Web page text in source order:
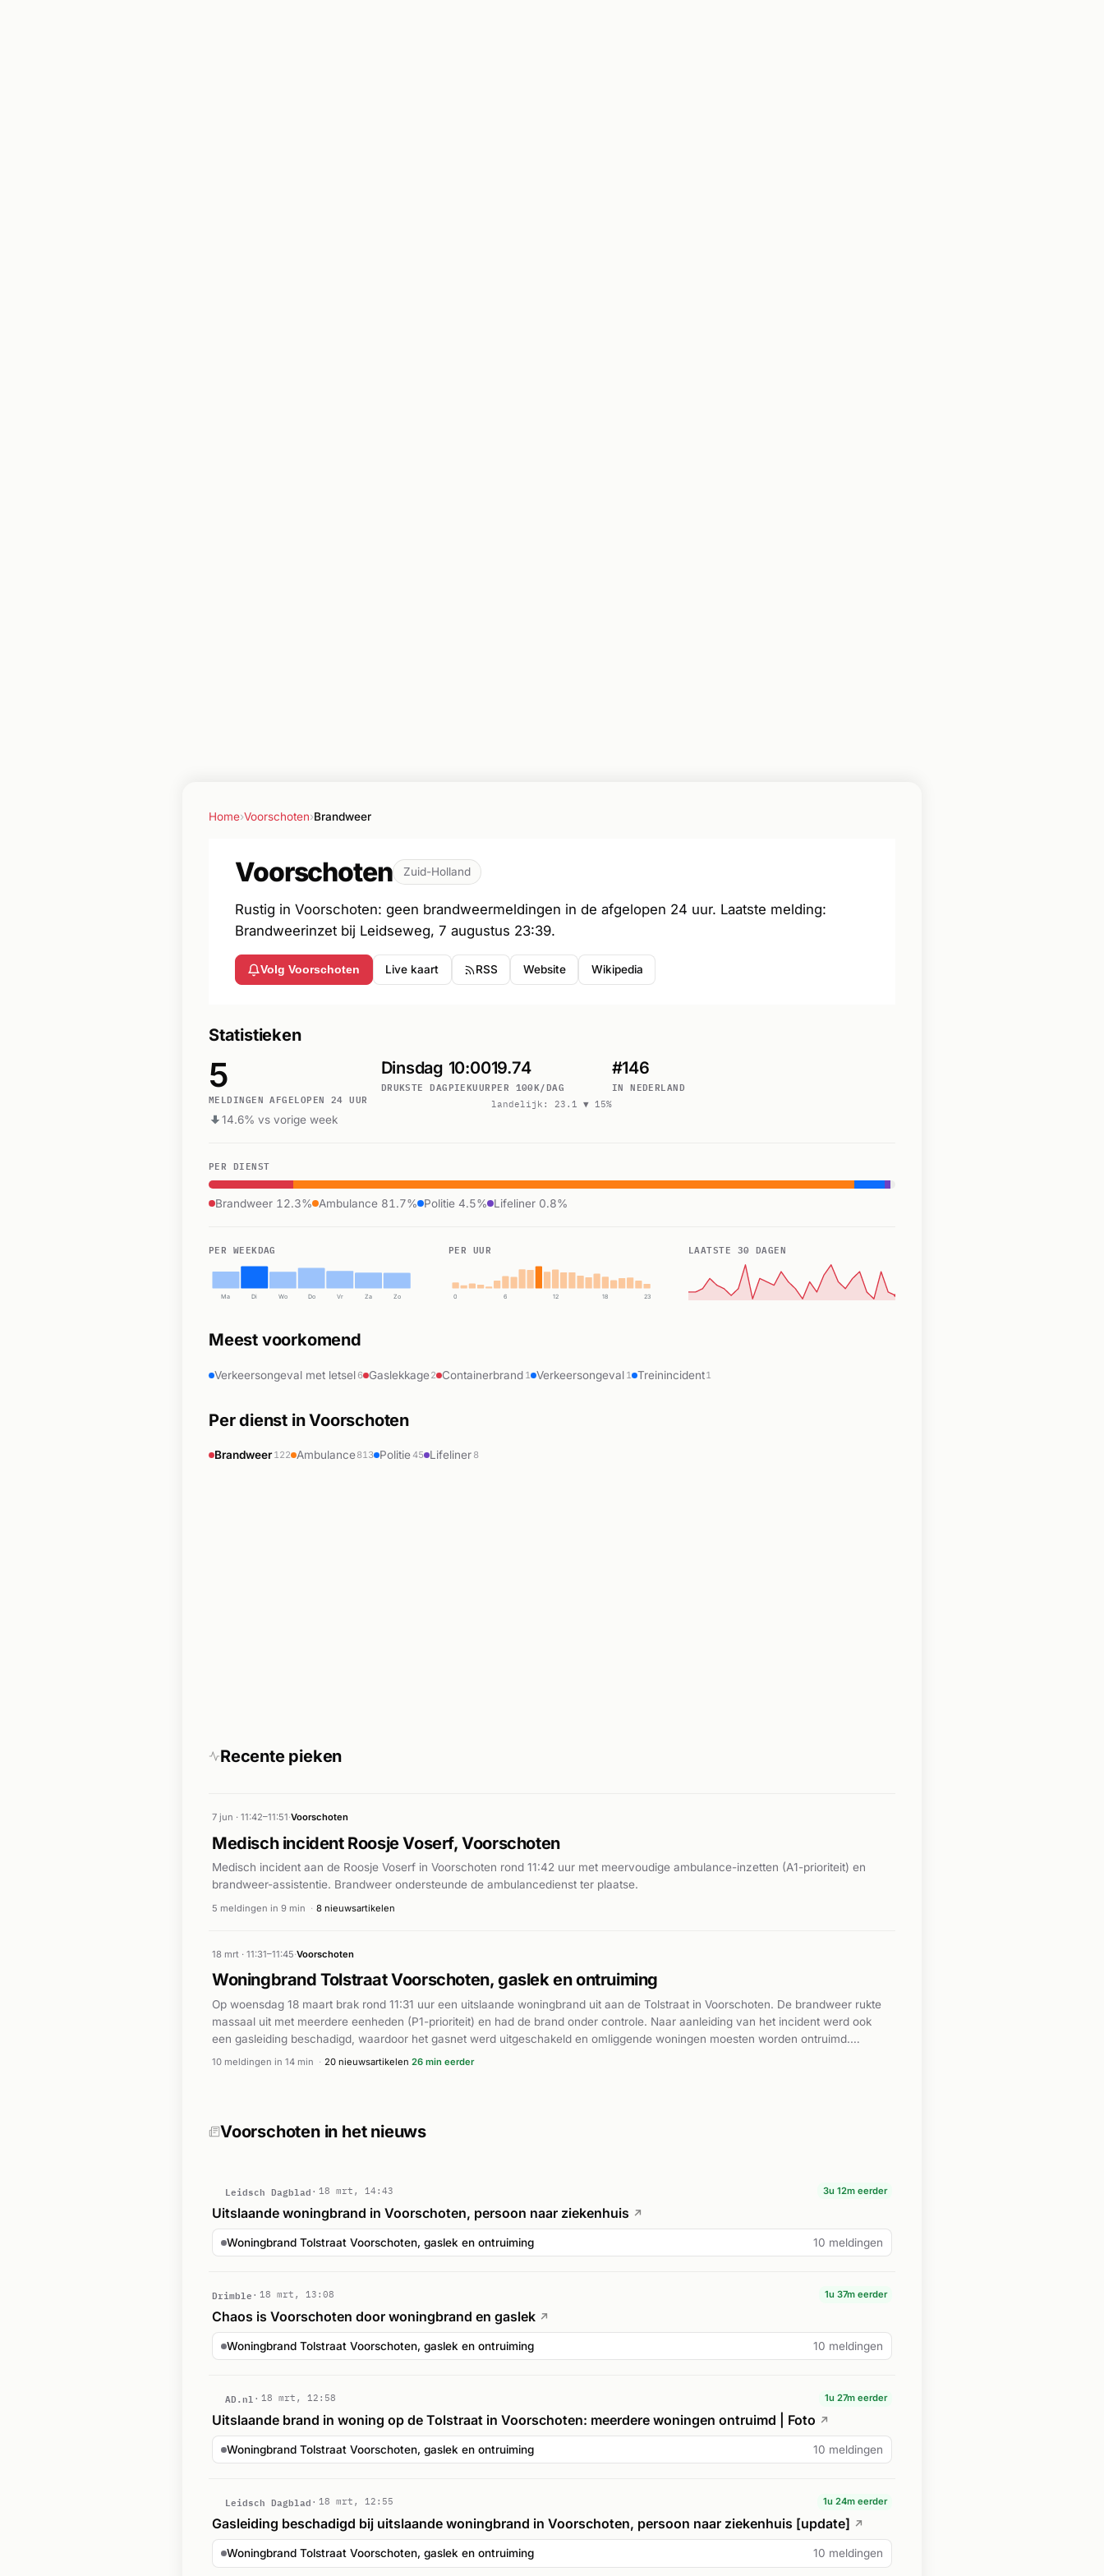
Home›Voorschoten›Brandweer
Voorschoten Zuid-Holland
Rustig in Voorschoten: geen brandweermeldingen in de afgelopen 24 uur. Laatste melding:
Brandweerinzet bij Leidseweg, 7 augustus 23:39.
Volg Voorschoten Live kaart RSS Website Wikipedia
Statistieken
5
MELDINGEN AFGELOPEN 24 UUR
14.6% vs vorige week
Dinsdag
DRUKSTE DAG
10:00
PIEKUUR
19.74
PER 100K/DAG
landelijk: 23.1 ▼ 15%
#146
IN NEDERLAND
PER DIENST
Brandweer 12.3% Ambulance 81.7% Politie 4.5% Lifeliner 0.8%
PER WEEKDAG
Ma Di Wo Do Vr Za Zo
PER UUR
0 6 12 18 23
LAATSTE 30 DAGEN
Meest voorkomend
Verkeersongeval met letsel 6 Gaslekkage2 Containerbrand 1 Verkeersongeval 1 Treinincident1
Per dienst in Voorschoten
Brandweer 122 Ambulance813 Politie45 Lifeliner 8
Recente pieken
7 jun · 11:42–11:51·Voorschoten
Medisch incident Roosje Voserf, Voorschoten
Medisch incident aan de Roosje Voserf in Voorschoten rond 11:42 uur met meervoudige ambulance-inzetten (A1-prioriteit) en
brandweer-assistentie. Brandweer ondersteunde de ambulancedienst ter plaatse.
5 meldingen in 9 min · 8 nieuwsartikelen
18 mrt · 11:31–11:45·Voorschoten
Woningbrand Tolstraat Voorschoten, gaslek en ontruiming
Op woensdag 18 maart brak rond 11:31 uur een uitslaande woningbrand uit aan de Tolstraat in Voorschoten. De brandweer rukte
massaal uit met meerdere eenheden (P1-prioriteit) en had de brand onder controle. Naar aanleiding van het incident werd ook
een gasleiding beschadigd, waardoor het gasnet werd uitgeschakeld en omliggende woningen moesten worden ontruimd.
Volgens het Leidsch Dagblad en AD.nl is één persoon vanwege medische klachten naar het ziekenhuis vervoerd. De evacuatie
10 meldingen in 14 min · 20 nieuwsartikelen 26 min eerder
Voorschoten in het nieuws
Leidsch Dagblad 18 mrt, 14:43 3u 12m eerder
Uitslaande woningbrand in Voorschoten, persoon naar ziekenhuis ↗
Woningbrand Tolstraat Voorschoten, gaslek en ontruiming 10 meldingen
Drimble 18 mrt, 13:08 1u 37m eerder
Chaos is Voorschoten door woningbrand en gaslek ↗
Woningbrand Tolstraat Voorschoten, gaslek en ontruiming 10 meldingen
AD.nl 18 mrt, 12:58 1u 27m eerder
Uitslaande brand in woning op de Tolstraat in Voorschoten: meerdere woningen ontruimd | Foto ↗
Woningbrand Tolstraat Voorschoten, gaslek en ontruiming 10 meldingen
Leidsch Dagblad 18 mrt, 12:55 1u 24m eerder
Gasleiding beschadigd bij uitslaande woningbrand in Voorschoten, persoon naar ziekenhuis [update] ↗
Woningbrand Tolstraat Voorschoten, gaslek en ontruiming 10 meldingen